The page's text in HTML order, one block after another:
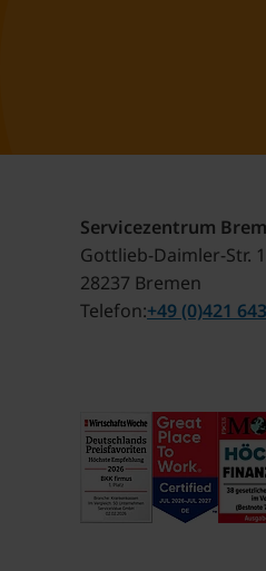
Servicezentrum
Gottlieb-Daimler-Str.
28237 Bremen
Telefon +49 (0)421